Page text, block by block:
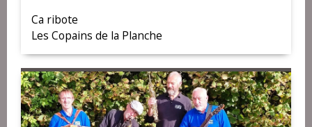
Ca ribote
Les Copains de la Planche